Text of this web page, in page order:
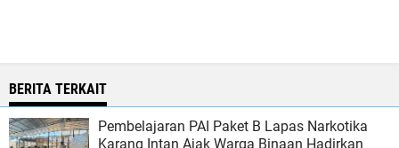
BERITA TERKAIT
Pembelajaran PAI Paket B Lapas Narkotika
Karang Intan Ajak Warga Binaan Hadirkan